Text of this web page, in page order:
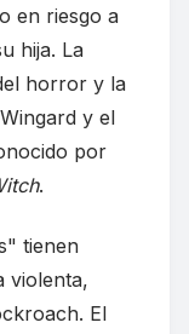
en riesgo a
hija. La
horror y la
y el
por
.
tienen
violenta,
El